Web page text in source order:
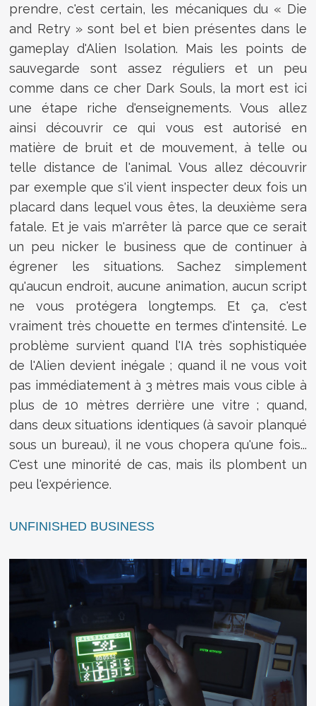
prendre, c'est certain, les mécaniques du « Die
and Retry » sont bel et bien présentes dans le
gameplay d'Alien Isolation. Mais les points de
sauvegarde sont assez réguliers et un peu
comme dans ce cher Dark Souls, la mort est ici
une étape riche d'enseignements. Vous allez
ainsi découvrir ce qui vous est autorisé en
matière de bruit et de mouvement, à telle ou
telle distance de l'animal. Vous allez découvrir
par exemple que s'il vient inspecter deux fois un
placard dans lequel vous êtes, la deuxième sera
fatale. Et je vais m'arrêter là parce que ce serait
un peu nicker le business que de continuer à
égrener les situations. Sachez simplement
qu'aucun endroit, aucune animation, aucun script
ne vous protégera longtemps. Et ça, c'est
vraiment très chouette en termes d'intensité. Le
problème survient quand l'IA très sophistiquée
de l'Alien devient inégale ; quand il ne vous voit
pas immédiatement à 3 mètres mais vous cible à
plus de 10 mètres derrière une vitre ; quand,
dans deux situations identiques (à savoir planqué
sous un bureau), il ne vous chopera qu'une fois...
C'est une minorité de cas, mais ils plombent un
peu l'expérience.
UNFINISHED BUSINESS